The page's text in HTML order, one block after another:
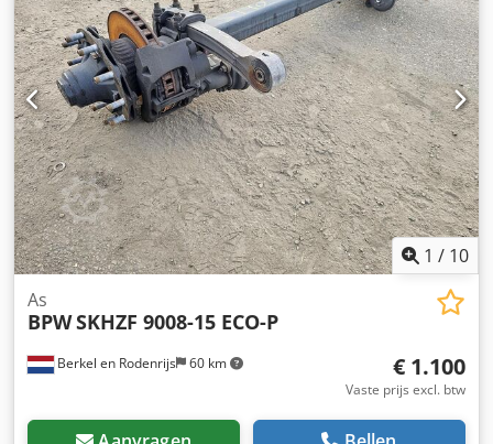
1 / 10
Berkel en Rodenrijs 60 km
As
BPWSKHZF 9008-15 ECO-P
€ 1.100
Vaste prijs excl. btw